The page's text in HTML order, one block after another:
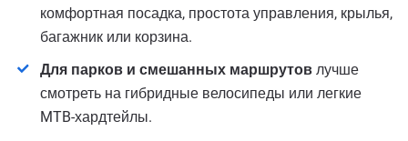
комфортная посадка, простота управления, крылья,
багажник или корзина.
Для парков и смешанных маршрутов лучше
смотреть на гибридные велосипеды или легкие
MTB-хардтейлы.